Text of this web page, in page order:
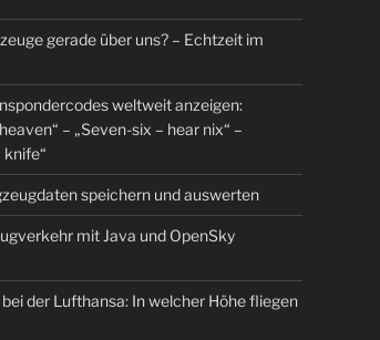
gerade über uns? – Echtzeit im
weltweit anzeigen:
– „Seven-six – hear nix“ –
knife“
speichern und auswerten
mit Java und OpenSky
der Lufthansa: In welcher Höhe fliegen